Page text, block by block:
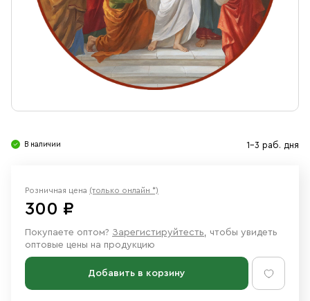
Свечи
Ювелирные изделия
В наличии 1-3 раб. дня
Розничная цена (только онлайн *)
300 ₽
Покупаете оптом? Зарегистируйтесть, чтобы увидеть
оптовые цены на продукцию
Добавить в корзину